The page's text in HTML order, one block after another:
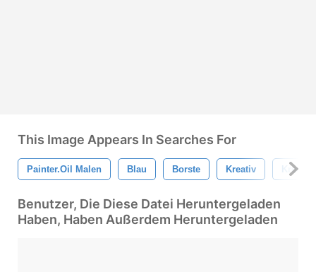
This Image Appears In Searches For
Painter.oil Malen Blau Borste Kreativ
Benutzer, Die Diese Datei Heruntergeladen
Haben, Haben Außerdem Heruntergeladen